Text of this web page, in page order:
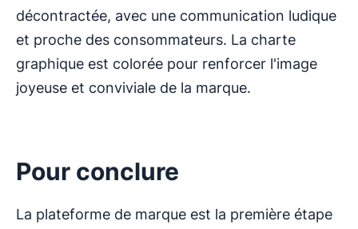
décontractée, avec une communication ludique
et proche des consommateurs. La charte
graphique est colorée pour renforcer l'image
joyeuse et conviviale de la marque.
Pour conclure
La plateforme de marque est la première étape